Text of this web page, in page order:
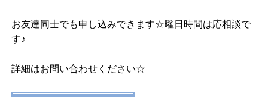
お友達同士でも申し込みできます☆曜日時間は応相談で
す♪
詳細はお問い合わせください☆